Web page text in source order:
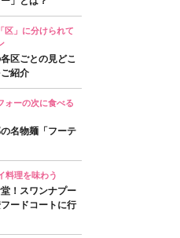
区」に分けられて
区ごとの見どこ
紹介
ォーの次に食べる
名物麺「フーテ
料理を味わう
！スワンナプー
ードコートに行